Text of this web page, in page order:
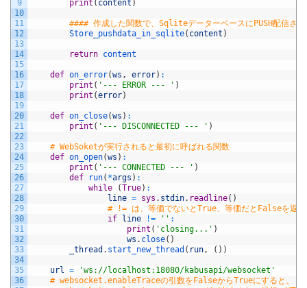
9
10
11
12
13
14
15
16
17
18
19
20
21
22
23
24
25
26
27
28
29
30
31
32
33
34
35
36
print ( content )
#### 作成した関数で、SqliteデーターベースにPUSH配信され
Store_pushdata_in_sqlite( content )
return content
def on_error(ws , error) :
print ( '--- ERROR --- ' )
print (error)
def on_close(ws ) :
print ( '--- DISCONNECTED --- ' )
# WebSoketが実行されると最初に呼ばれる関数
def on_open(ws ) :
print ( '--- CONNECTED --- ' )
def
run( *args ) :
while
(True) :
line = sys . stdin. readline( )
# != は、等価でないとTrue、等価だとFalseを返
if
line != '' :
print ( 'closing...' )
ws . close( )
_thread . start_new_thread ( run, ( ) )
url =
'ws://localhost:18080/kabusapi/websocket'
# websocket.enableTraceの引数をFalseからTrueにすると、